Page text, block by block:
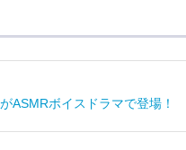
ASMRボイスドラマで登場！